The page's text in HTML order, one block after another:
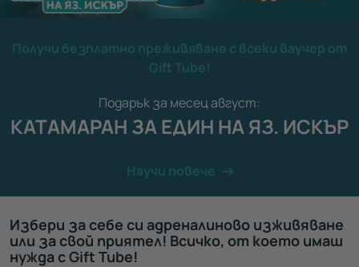
Получи безплатно преживяване с всеки ваучер от
Gift Tube!
Подарък за месец август:
КАТАМАРАН ЗА ЕДИН НА ЯЗ. ИСКЪР
Научи повече
Избери за себе си адреналиново изживяване
или за свой приятел! Всичко, от което имаш
нужда с Gift Tube!